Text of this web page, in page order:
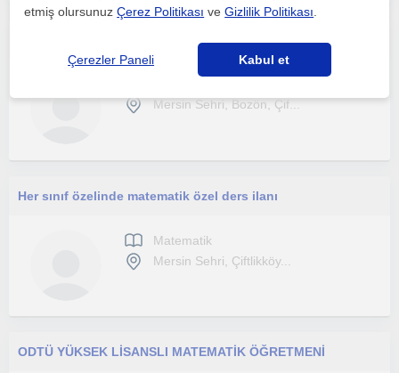
Mersin Sehri, Bozön, Çif...
Her sınıf özelinde matematik özel ders ilanı
Matematik
Mersin Sehri, Çiftlikköy...
ODTÜ YÜKSEK LİSANSLI MATEMATİK ÖĞRETMENİ
etmiş olursunuzÇerez Politikası veGizlilik Politikası
Çerezler Paneli Kabul et